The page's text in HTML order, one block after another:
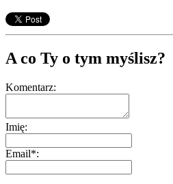
A co Ty o tym myślisz?
Komentarz:
Imię:
Email*: